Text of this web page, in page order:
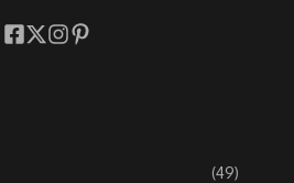
(49)